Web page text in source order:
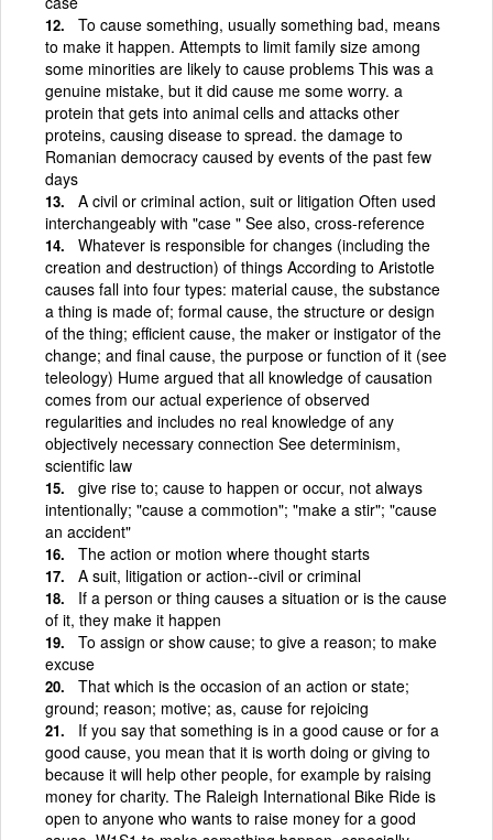
To cause something, usually something bad, means
to make it happen. Attempts to limit family size among
some minorities are likely to cause problems This was a
genuine mistake, but it did cause me some worry. a
protein that gets into animal cells and attacks other
proteins, causing disease to spread. the damage to
Romanian democracy caused by events of the past few
days
A civil or criminal action, suit or litigation Often used
interchangeably with "case " See also, cross-reference
Whatever is responsible for changes (including the
creation and destruction) of things According to Aristotle
causes fall into four types: material cause, the substance
a thing is made of; formal cause, the structure or design
of the thing; efficient cause, the maker or instigator of the
change; and final cause, the purpose or function of it (see
teleology) Hume argued that all knowledge of causation
comes from our actual experience of observed
regularities and includes no real knowledge of any
objectively necessary connection See determinism,
scientific law
give rise to; cause to happen or occur, not always
intentionally; "cause a commotion"; "make a stir"; "cause
an accident"
The action or motion where thought starts
A suit, litigation or action--civil or criminal
If a person or thing causes a situation or is the cause
of it, they make it happen
To assign or show cause; to give a reason; to make
excuse
That which is the occasion of an action or state;
ground; reason; motive; as, cause for rejoicing
If you say that something is in a good cause or for a
good cause, you mean that it is worth doing or giving to
because it will help other people, for example by raising
money for charity. The Raleigh International Bike Ride is
open to anyone who wants to raise money for a good